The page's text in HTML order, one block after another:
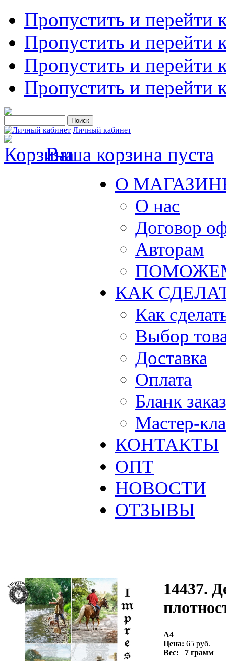
Пропустить и перейти
Пропустить и перейти
Пропустить и перейти
Пропустить и перейти
Личный кабинет
Ваша корзина пуста
О
О нас
Договор
Авторам
КАК
Как
Выбор
Доставка
Оплата
Бланк
Мастер-
КОНТАКТЫ
ОПТ
НОВОСТИ
ОТЗЫВЫ
14437.
А4
Цена: 65 руб.
Вес: 7 грамм